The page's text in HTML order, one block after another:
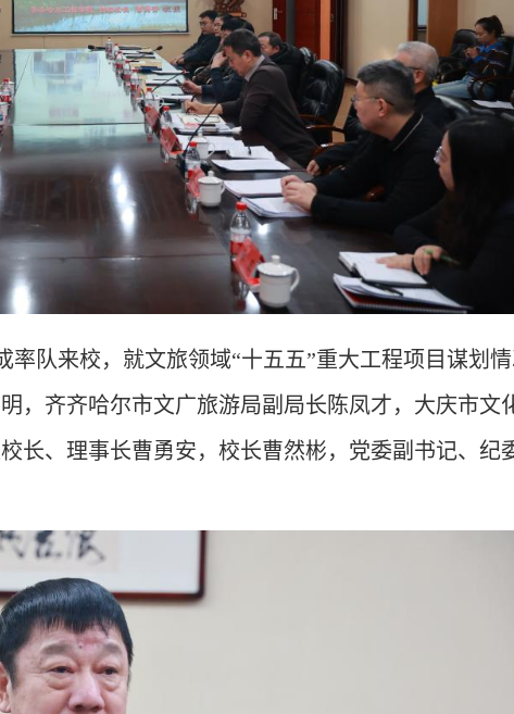
率队来校，就文旅领域“十五五”重大工程项目谋划
， 齐齐哈尔市文广旅游局副局长陈凤才， 大庆市文
长、理事长曹勇安，校长曹然彬，党委副书记、纪